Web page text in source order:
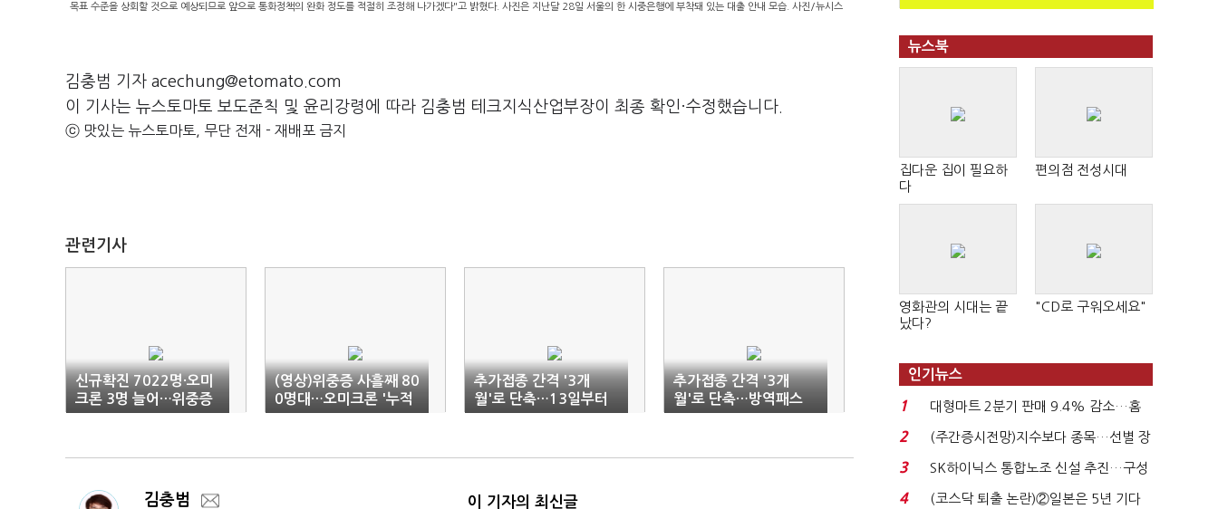
목표 수준을 상회할 것으로 예상되므로 앞으로 통화정책의 완화 정도를 적절히 조정해 나가겠다"고 밝혔다. 사진은 지난달 28일 서울의 한 시중은행에 부착돼 있는 대출 안내 모습. 사진/뉴시스
김충범 기자 acechung@etomato.com
이 기사는 뉴스토마토 보도준칙 및 윤리강령에 따라 김충범 테크지식산업부장이 최종 확인·수정했습니다.
ⓒ 맛있는 뉴스토마토, 무단 전재 - 재배포 금지
관련기사
신규확진 7022명·오미
크론 3명 늘어…위중증
852명(1보)
(영상)위중증 사흘째 80
0명대…오미크론 '누적
63명'·신규확진 7022
추가접종 간격 '3개
월'로 단축…13일부터
사전예약
추가접종 간격 '3개
월'로 단축…방역패스
유효기간은 '6개월' 유
김충범 이 기자의 최신글
뉴스북
집다운 집이 필요하
다
편의점 전성시대
영화관의 시대는 끝
났다?
"CD로 구워오세요"
인기뉴스
1
대형마트 2분기 판매 9.4% 감소…홈
플러스 사태 여파...
2
(주간증시전망)지수보다 종목…선별 장
세 이어진다...
3
SK하이닉스 통합노조 신설 추진…구성
원 간 성과급 불...
4
(코스닥 퇴출 논란)②일본은 5년 기다